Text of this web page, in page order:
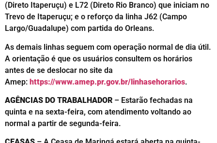
(Direto Itaperuçu) e L72 (Direto Rio Branco) que iniciam no
Trevo de Itaperuçu; e o reforço da linha J62 (Campo
Largo/Guadalupe) com partida do Orleans.
As demais linhas seguem com operação normal de dia útil.
A orientação é que os usuários consultem os horários
antes de se deslocar no site da
Amep: https://www.amep.pr.gov.br/linhasehorarios.
AGÊNCIAS DO TRABALHADOR – Estarão fechadas na
quinta e na sexta-feira, com atendimento voltando ao
normal a partir de segunda-feira.